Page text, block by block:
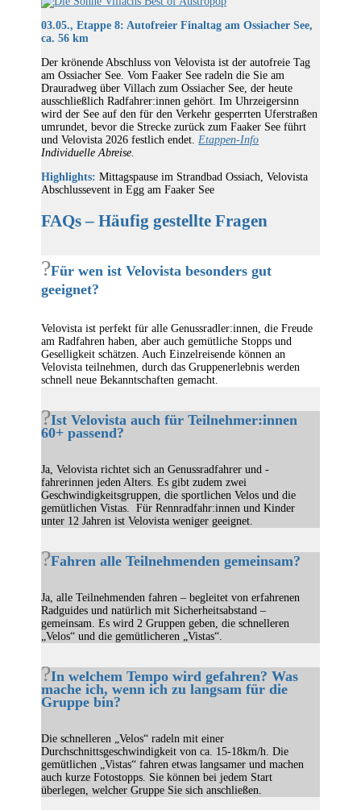
03.05., Etappe 8: Autofreier Finaltag am Ossiacher See,
ca. 56 km
Der krönende Abschluss von Velovista ist der autofreie Tag
am Ossiacher See. Vom Faaker See radeln die Sie am
Drauradweg über Villach zum Ossiacher See, der heute
ausschließlich Radfahrer:innen gehört. Im Uhrzeigersinn
wird der See auf den für den Verkehr gesperrten Uferstraßen
umrundet, bevor die Strecke zurück zum Faaker See führt
und Velovista 2026 festlich endet.Etappen-Info
Individuelle Abreise.
Highlights: Mittagspause im Strandbad Ossiach, Velovista
Abschlussevent in Egg am Faaker See
FAQs – Häufig gestellte Fragen
Für wen ist Velovista besonders gut
geeignet?
Velovista ist perfekt für alle Genussradler:innen, die Freude
am Radfahren haben, aber auch gemütliche Stopps und
Geselligkeit schätzen. Auch Einzelreisende können an
Velovista teilnehmen, durch das Gruppenerlebnis werden
schnell neue Bekanntschaften gemacht.
Ist Velovista auch für Teilnehmer:innen
60+ passend?
Ja, Velovista richtet sich an Genussradfahrer und -
fahrerinnen jeden Alters. Es gibt zudem zwei
Geschwindigkeitsgruppen, die sportlichen Velos und die
gemütlichen Vistas. Für Rennradfahr:innen und Kinder
unter 12 Jahren ist Velovista weniger geeignet.
Fahren alle Teilnehmenden gemeinsam?
Ja, alle Teilnehmenden fahren – begleitet von erfahrenen
Radguides und natürlich mit Sicherheitsabstand –
gemeinsam. Es wird 2 Gruppen geben, die schnelleren
„Velos“ und die gemütlicheren „Vistas“.
In welchem Tempo wird gefahren? Was
mache ich, wenn ich zu langsam für die
Gruppe bin?
Die schnelleren „Velos“ radeln mit einer
Durchschnittsgeschwindigkeit von ca. 15-18km/h. Die
gemütlichen „Vistas“ fahren etwas langsamer und machen
auch kurze Fotostopps. Sie können bei jedem Start
überlegen, welcher Gruppe Sie sich anschließen.